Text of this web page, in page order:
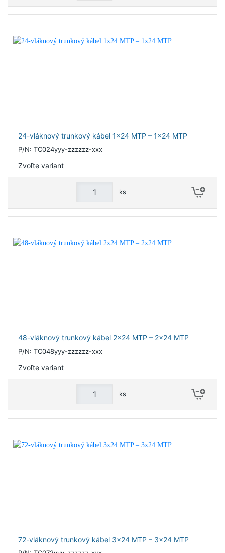
24-vláknový trunkový kábel 1x24 MTP – 1x24 MTP
P/N: TC024yyy-zzzzzz-xxx
Zvoľte variant
ks
48-vláknový trunkový kábel 2x24 MTP – 2x24 MTP
P/N: TC048yyy-zzzzzz-xxx
Zvoľte variant
ks
72-vláknový trunkový kábel 3x24 MTP – 3x24 MTP